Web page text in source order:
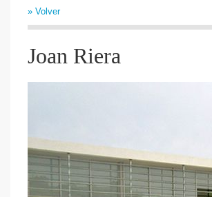
» Volver
Joan Riera